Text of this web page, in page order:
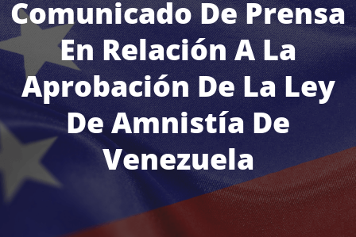
Comunicado De Prensa
En Relación A La
Aprobación De La Ley
De Amnistía De
Venezuela